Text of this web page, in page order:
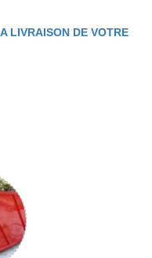
LIVRAISON DE VOTRE